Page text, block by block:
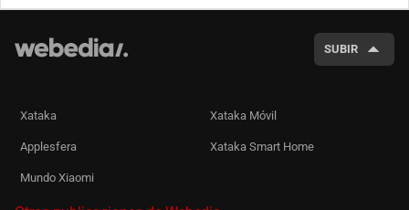
SUBIR
Xataka Xataka Móvil
Applesfera Xataka Smart Home
Mundo Xiaomi